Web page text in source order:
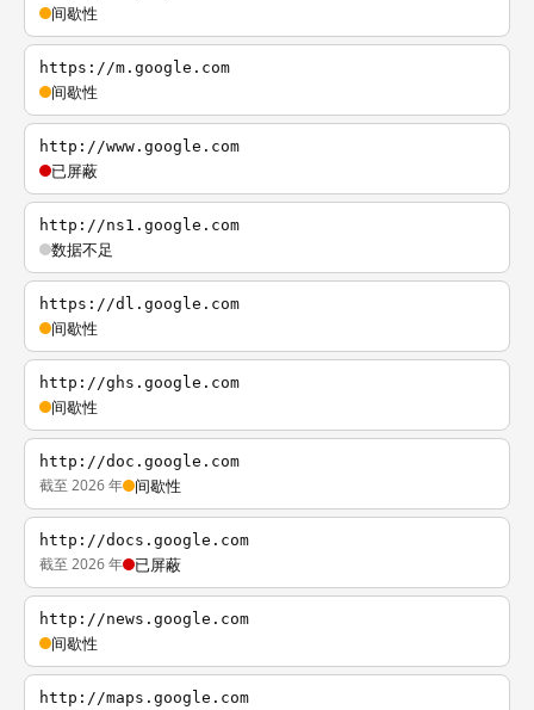
间歇性
https://m.google.com
间歇性
http://www.google.com
已屏蔽
http://ns1.google.com
数据不足
https://dl.google.com
间歇性
http://ghs.google.com
间歇性
http://doc.google.com
截至 2026 年 间歇性
http://docs.google.com
截至 2026 年 已屏蔽
http://news.google.com
间歇性
http://maps.google.com